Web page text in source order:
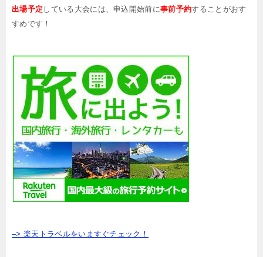
出場予定 している大会には、申込開始前に事前予約することがおす
すめです！
–> 楽天トラベルをいますぐチェック！